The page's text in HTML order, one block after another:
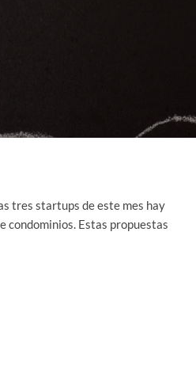
tres startups de este mes hay
condominios. Estas propuestas